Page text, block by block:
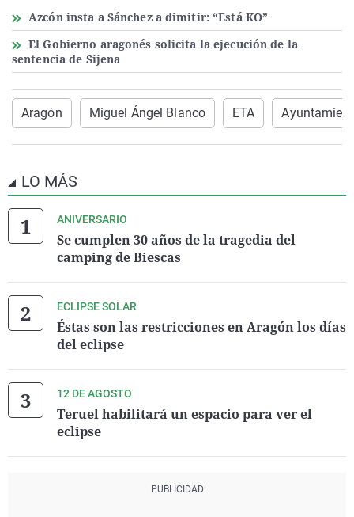
Azcón insta a Sánchez a dimitir: “Está KO”
El Gobierno aragonés solicita la ejecución de la
sentencia de Sijena
Aragón Miguel Ángel Blanco ETA
LO MÁS
ANIVERSARIO
Se cumplen 30 años de la tragedia del
camping de Biescas
ECLIPSE SOLAR
Éstas son las restricciones en Aragón los días
del eclipse
12 DE AGOSTO
Teruel habilitará un espacio para ver el
eclipse